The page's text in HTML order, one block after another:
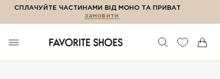
СПЛАЧУЙТЕ ЧАСТИНАМИ ВІД МОНО ТА ПРИВАТ
замовити